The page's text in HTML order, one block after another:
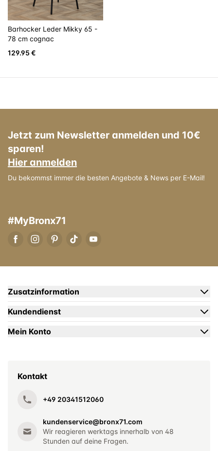
Barhocker Leder Mikky 65 -
78 cm cognac
129.95 €
Jetzt zum Newsletter anmelden und 10€
sparen!
Hier anmelden
Du bekommst immer die besten Angebote & News per E-Mail!
#MyBronx71
Zusatzinformation
Kundendienst
Mein Konto
Kontakt
+49 20341512060
kundenservice@bronx71.com
Wir reagieren werktags innerhalb von 48
Stunden auf deine Fragen.